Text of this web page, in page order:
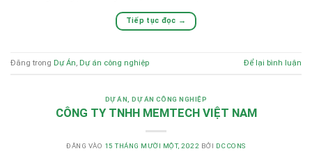
Tiếp tục đọc →
Đăng trong Dự Án, Dự án công nghiệp Để lại bình luận
DỰ ÁN ,DỰ ÁN CÔNG NGHIỆP
CÔNG TY TNHH MEMTECH VIỆT NAM
ĐĂNG VÀO 15 THÁNG MƯỜI MỘT, 2022 BỞI DCCONS